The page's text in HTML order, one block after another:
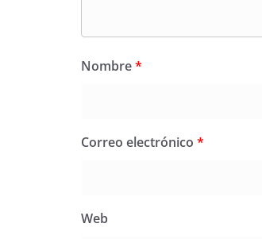
Nombre*
Correo electrónico *
Web